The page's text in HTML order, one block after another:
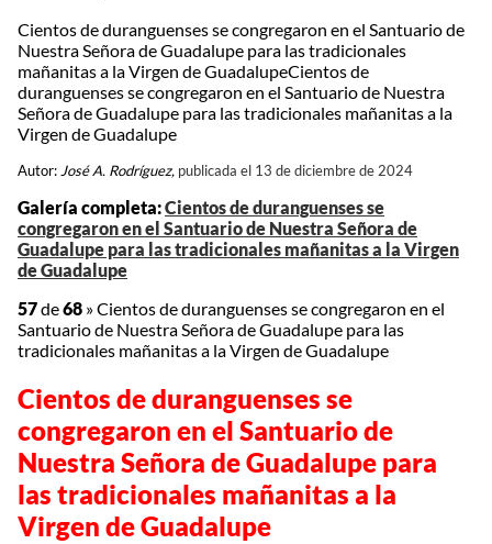
Cientos de duranguenses se congregaron en el Santuario de
Nuestra Señora de Guadalupe para las tradicionales
mañanitas a la Virgen de GuadalupeCientos de
duranguenses se congregaron en el Santuario de Nuestra
Señora de Guadalupe para las tradicionales mañanitas a la
Virgen de Guadalupe
Autor:José A. Rodríguez, publicada el 13 de diciembre de 2024
Galería completa:Cientos de duranguenses se
congregaron en el Santuario de Nuestra Señora de
Guadalupe para las tradicionales mañanitas a la Virgen
de Guadalupe
57de68 »Cientos de duranguenses se congregaron en el
Santuario de Nuestra Señora de Guadalupe para las
tradicionales mañanitas a la Virgen de Guadalupe
Cientos de duranguenses se
congregaron en el Santuario de
Nuestra Señora de Guadalupe para
las tradicionales mañanitas a la
Virgen de Guadalupe